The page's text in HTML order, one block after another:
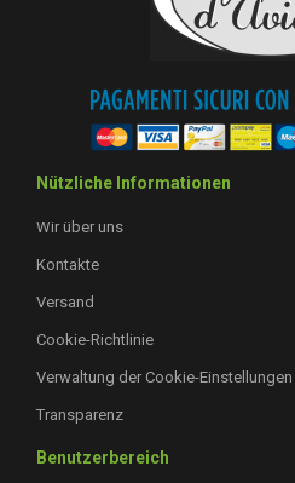
Nützliche Informationen
Wir über uns
Kontakte
Versand
Cookie-Richtlinie
Verwaltung der Cookie-Einstellungen
Transparenz
Benutzerbereich